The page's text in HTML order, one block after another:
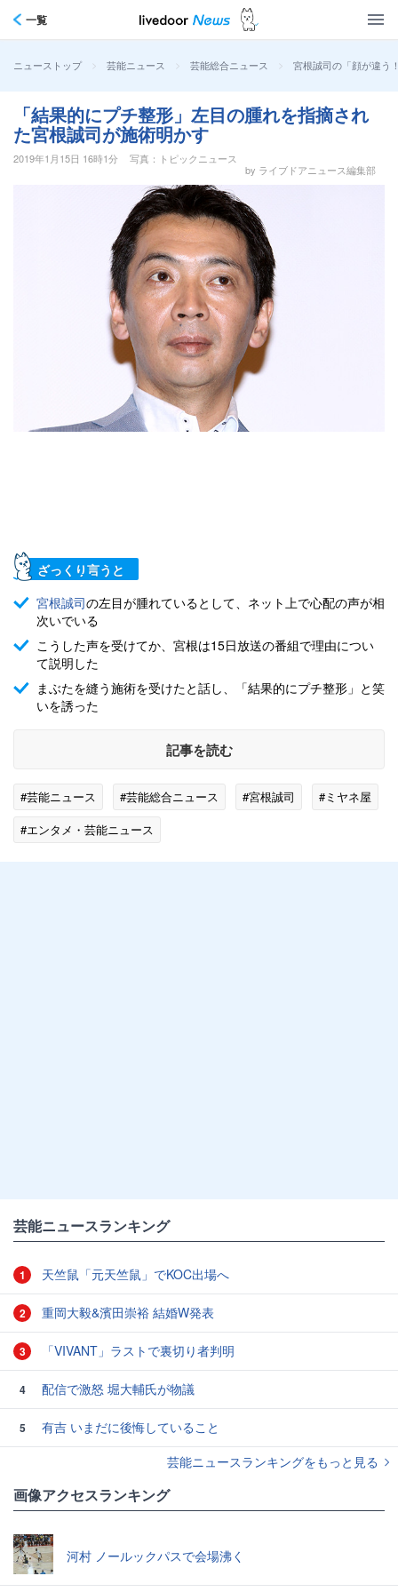
一覧
ニューストップ > 芸能ニュース > 芸能総合ニュース > 宮根誠司の「顔が違う
「結果的にプチ整形」左目の腫れを指摘され
た宮根誠司が施術明かす
2019年1月15日 16時1分
写真：トピックニュース
by ライブドアニュース編集部
ざっくり言うと
宮根誠司の左目が腫れているとして、ネット上で心配の声が相
次いでいる
こうした声を受けてか、宮根は15日放送の番組で理由につい
て説明した
まぶたを縫う施術を受けたと話し、「結果的にプチ整形」と笑
いを誘った
記事を読む
#芸能ニュース #芸能総合ニュース #宮根誠司
#ミヤネ屋
#エンタメ・芸能ニュース
芸能ニュースランキング
1 天竺鼠「元天竺鼠」でKOC出場へ
2 重岡大毅&濱田崇裕 結婚W発表
3 「VIVANT」ラストで裏切り者判明
4 配信で激怒 堀大輔氏が物議
5
有吉 いまだに後悔していること
芸能ニュースランキングをもっと見る
画像アクセスランキング
河村 ノールックパスで会場沸く